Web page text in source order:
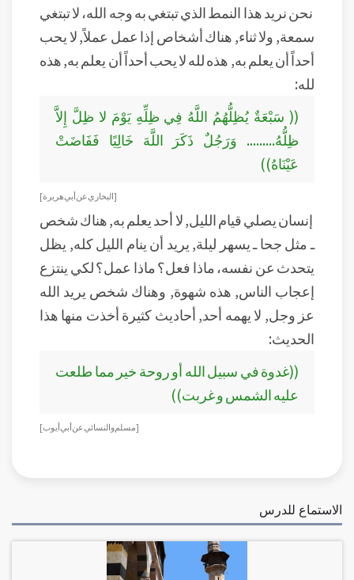
نحن نريد هذا النمط الذي تبتغي به وجه الله، لا تبتغي
سمعة, ولا ثناء, هناك أشخاص إذا عمل عملاً, لا يحب
أحداً أن يعلم به, هذه لله لا يحب أحداً أن يعلم به, هذه
لله:
(( سَبْعَةٌ يُظِلُّهُمُ اللَّهُ فِي ظِلِّهِ يَوْمَ لا ظِلَّ إِلاَّ
ظِلُّهُ......... وَرَجُلٌ ذَكَرَ اللَّهَ خَالِيًا فَفَاضَتْ
عَيْنَاهُ))
[ البخاري عن أبي هريرة]
إنسان يصلي قيام الليل, لا أحد يعلم به, هناك شخص
ـ مثل جحا ـ يسهر ليلة, يريد أن ينام الليل كله, يظل
يتحدث عن نفسه، ماذا فعل؟ ماذا عمل؟ لكي ينتزع
إعجاب الناس, هذه شهوة, وهناك شخص يريد الله
عز وجل, لا يهمه أحد, أحاديث كثيرة أخذت منها هذا
الحديث:
((غدوة في سبيل الله أو روحة خير مما طلعت
عليه الشمس و غربت))
[مسلم والنسائي عن أبي أيوب]
الاستماع للدرس